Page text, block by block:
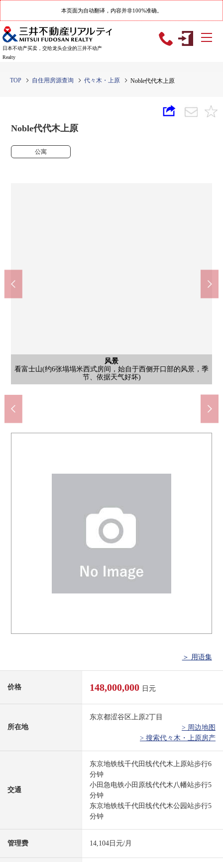
本页面为自动翻译，内容并非100%准确。
日本不动产买卖，交给龙头企业的三井不动产
Realty
TOP 自住用房源查询 代々木・上原 Noble代代木上原
Noble代代木上原
公寓
风景
看富士山(约6张塌塌米西式房间，始自于西侧开口部的风景，季
节、依据天气好坏)
风景
外观
客厅
※图片是在CG在原来再现室内照片、房型图的"空房翻新形象"，
并且价格没包括翻新工程费用，得用现状的递交
客厅
※图片是在CG在原来再现室内照片、房型图的"空房翻新形象"，
并且价格没包括翻新工程费用，得用现状的递交
客厅
※图片是在CG在原来再现室内照片、房型图的"空房翻新形象"，
并且价格没包括翻新工程费用，得用现状的递交
厨房
※图片是在CG在原来再现室内照片、房型图的"空房翻新形象"，
并且价格没包括翻新工程费用，得用现状的递交
西式房间
※图片是在CG在原来再现室内照片、房型图的"空房翻新形象"，
并且价格没包括翻新工程费用，得用现状的递交
西式房间
※图片是在CG在原来再现室内照片、房型图的"空房翻新形象"，
并且价格没包括翻新工程费用，得用现状的递交
公共汽车
在雨天，也轻松可以洗衣的换气干燥机附带的浴室
洗脸
在用化妆品以及洗脸用品类感觉清醒，整理来三面镜背后收藏
厕所
在厕所，附带舒适的温水冲洗马桶座
门口
从属于便于夜间的回家的门口人感觉感应器右外场手
风景
风景
风景
共有部分
室内自行车场地
共有部分
室内自行车场地
共有部分
因为有智能快递柜所以能在整个外出里收到行李
共有部分
宠物足洗場
入口
附带保护舒适的生活的TV监视器的防盗门
入口
外观
外观
7-Eleven上原店(约170m)
步行3分钟[营业时间:24小时营业]
7-Eleven元代代木町商店(约410m)
步行6分钟[营业时间:24小时营业]
肉花正超市富谷商店(约300m)
步行4分钟[营业时间:24小时营业]
Maruetsu代代木上原商店(约340m)
步行5分钟[营业时间:从9点到23点]
丸万商店代代木八幡商店(约430m)
步行6分钟[营业时间:从10点到23点]
Mybasket代代木八幡站西店(约450m)
步行6分钟[营业时间:从8点到24点]
OdakyuOX代代木上原商店(约600m)
步行8分钟[营业时间:从10点到23点]
COCOKARA FINE代代木上原南店(约410m)
步行6分钟
涩谷上原邮局(约490m)
步行7分钟
涩谷区立富谷图书馆(约200m)
步行3分钟
富谷mirai诊所(约360m)
步行5分钟
代代木上原站前内科诊所(约600m)
步行8分钟
富谷公园(约660m)
步行9分钟
代代木公园(约590m)
步行8分钟
涩谷区立上原小学(约690m)
步行9分钟
涩谷区立上原中学(约800m)
步行10分钟
＞ 用语集
价格 148,000,000 日元
所在地
东京都涩谷区上原2丁目
> 周边地图
> 搜索代々木・上原房产
交通
东京地铁线千代田线代代木上原站步行6
分钟
小田急电铁小田原线代代木八幡站步行5
分钟
东京地铁线千代田线代代木公园站步行5
分钟
管理费 14,104日元/月